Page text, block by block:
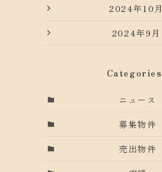
2024年10月
2024年9月
Categories
ニュース
募集物件
売出物件